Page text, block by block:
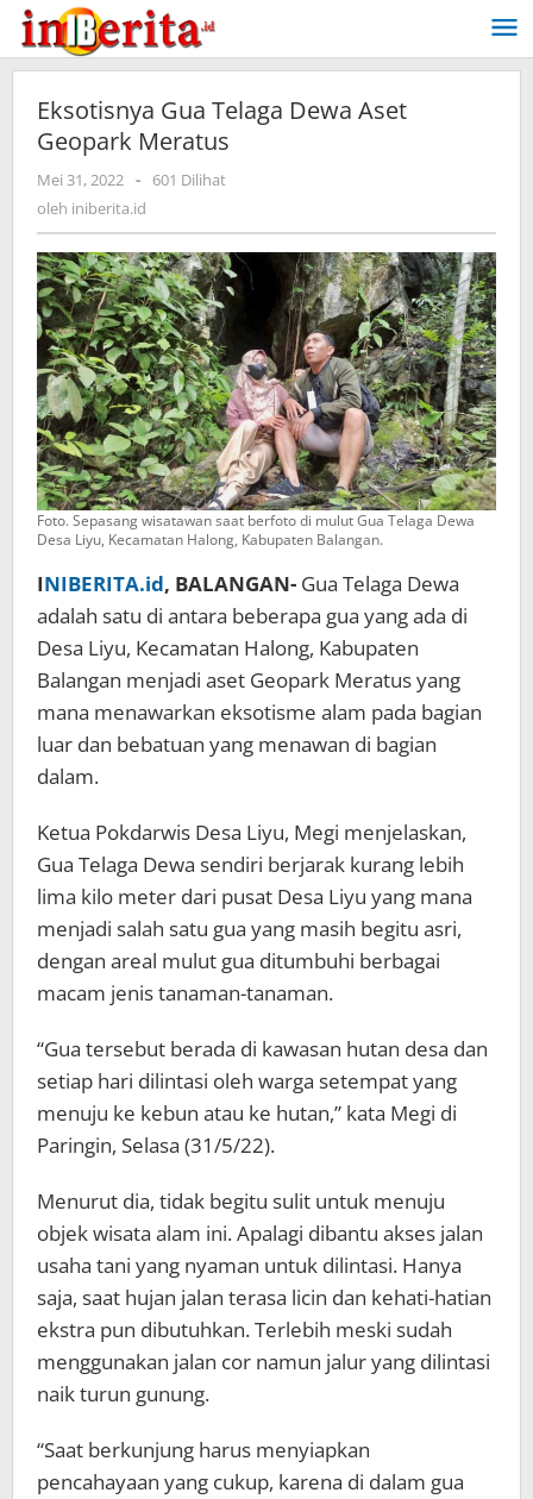
Lewati
konten
Eksotisnya Gua Telaga Dewa Aset
Geopark Meratus
Mei 31, 2022 oleh
iniberita.id
-
601 Dilihat
oleh iniberita.id
Foto. Sepasang wisatawan saat berfoto di mulut Gua Telaga Dewa
Desa Liyu, Kecamatan Halong, Kabupaten Balangan.
INIBERITA.id, BALANGAN- Gua Telaga Dewa
adalah satu di antara beberapa gua yang ada di
Desa Liyu, Kecamatan Halong, Kabupaten
Balangan menjadi aset Geopark Meratus yang
mana menawarkan eksotisme alam pada bagian
luar dan bebatuan yang menawan di bagian
dalam.
Ketua Pokdarwis Desa Liyu, Megi menjelaskan,
Gua Telaga Dewa sendiri berjarak kurang lebih
lima kilo meter dari pusat Desa Liyu yang mana
menjadi salah satu gua yang masih begitu asri,
dengan areal mulut gua ditumbuhi berbagai
macam jenis tanaman-tanaman.
“Gua tersebut berada di kawasan hutan desa dan
setiap hari dilintasi oleh warga setempat yang
menuju ke kebun atau ke hutan,” kata Megi di
Paringin, Selasa (31/5/22).
Menurut dia, tidak begitu sulit untuk menuju
objek wisata alam ini. Apalagi dibantu akses jalan
usaha tani yang nyaman untuk dilintasi. Hanya
saja, saat hujan jalan terasa licin dan kehati-hatian
ekstra pun dibutuhkan. Terlebih meski sudah
menggunakan jalan cor namun jalur yang dilintasi
naik turun gunung.
“Saat berkunjung harus menyiapkan
pencahayaan yang cukup, karena di dalam gua